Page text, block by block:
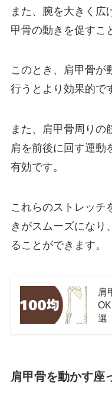
また、腕を大きく広
甲骨の動きを促すこ
このとき、肩甲骨が
行うとより効果的で
また、肩甲骨周りの
肩を前後に回す運動
有効です。
これらのストレッチ
きがスムーズになり
ることができます。
肩
選
肩甲骨を動かす座